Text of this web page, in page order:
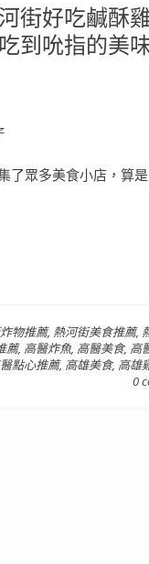
街好吃鹹酥
到吮指的美
了眾多美食小店，算是
雞動組鹹酥雞專賣店 –
物推薦, 熱河街美食推薦,
薦, 高醫炸魚, 高醫美食, 高
點心推薦, 高雄美食, 高雄
0